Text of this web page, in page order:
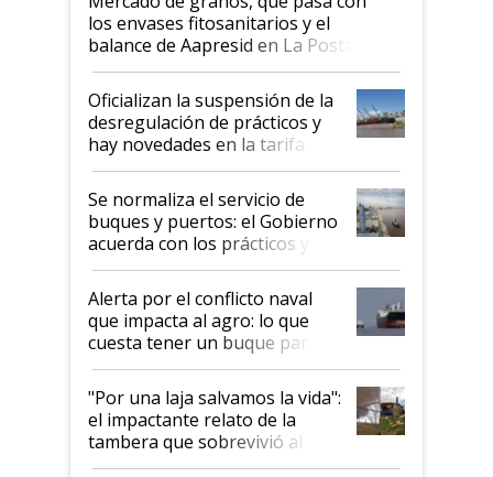
los envases fitosanitarios y el
balance de Aapresid en La Posta
Oficializan la suspensión de la
desregulación de prácticos y
hay novedades en la tarifa de
la hidrovía
Se normaliza el servicio de
buques y puertos: el Gobierno
acuerda con los prácticos y
suspende el decreto de
desregulación
Alerta por el conflicto naval
que impacta al agro: lo que
cuesta tener un buque parado
y el peligro de que Argentina
pase a ser "país sucio"
"Por una laja salvamos la vida":
el impactante relato de la
tambera que sobrevivió al
tornado